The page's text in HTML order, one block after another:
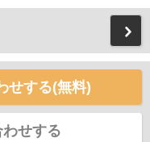
せする(無料)
せする